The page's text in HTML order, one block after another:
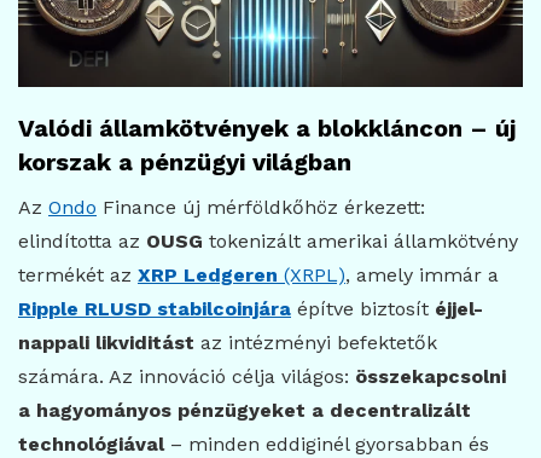
Valódi államkötvények a blokkláncon – új
korszak a pénzügyi világban
Az Ondo Finance új mérföldkőhöz érkezett:
elindította az OUSG tokenizált amerikai államkötvény
termékét az XRP Ledgeren (XRPL), amely immár a
Ripple RLUSD stabilcoinjára építve biztosít éjjel-
nappali likviditást az intézményi befektetők
számára. Az innováció célja világos: összekapcsolni
a hagyományos pénzügyeket a decentralizált
technológiával– minden eddiginél gyorsabban és